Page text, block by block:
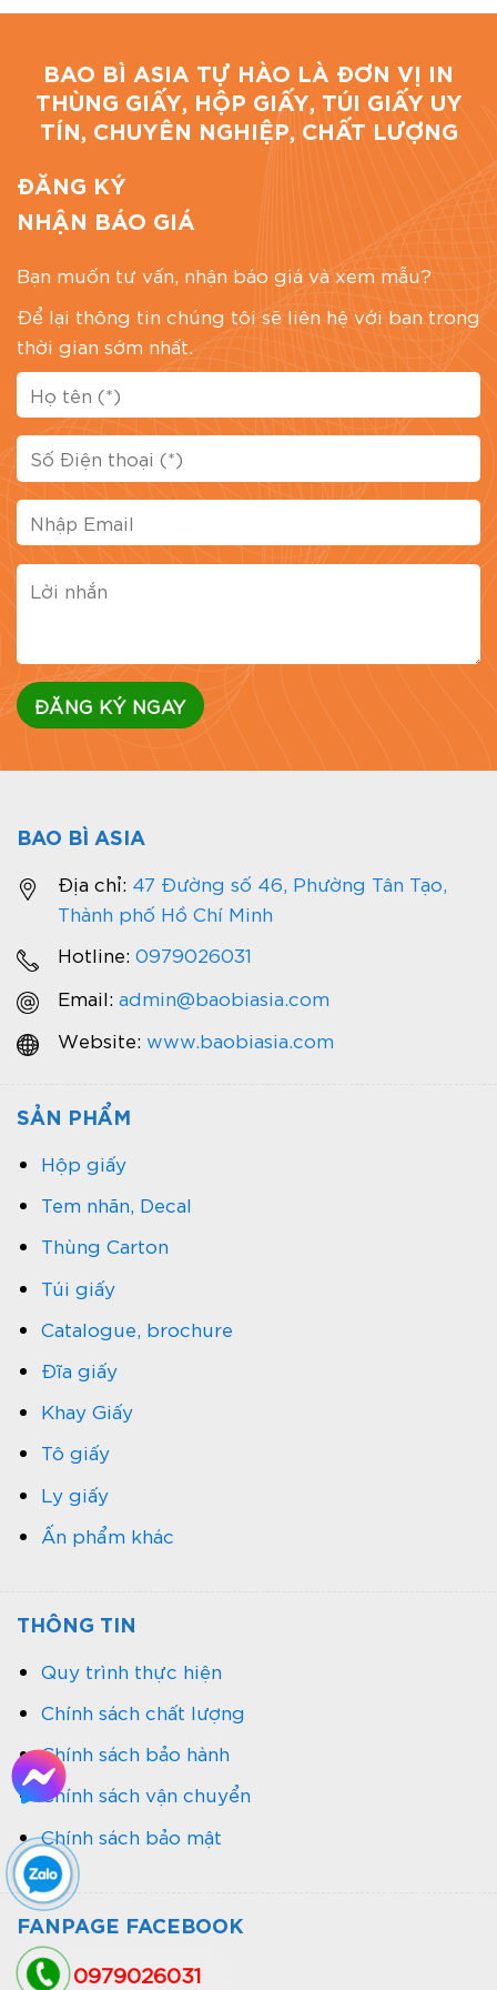
Giao hàng nhanh chóng:Hỗ trợ giao hàng
Giải pháp đóng gói tại BAO BÌ ASIA
Bao Bì Asia cung cấp giải pháp đóng gói quà tặng
chuyên nghiệp, giúp nâng cao hình ảnh sản phẩm
và giá trị thương hiệu.
Ngoài các dòng hộp quà bánh cao cấp, chúng tôi
còn cung cấp đa dạng bao bì như: hộp giấy, túi
giấy, hộp quà sự kiện, hộp mỹ phẩm và hộp quà
tặng doanh nghiệp, đáp ứng mọi nhu cầu đóng
gói.
Địa chỉ:47 Đường số 46, Phường Tân Tạo, TP.HCM
Hotline:0867 886 811
Email:baobiasiavn@gmail.com
Website:https://baobiasia.com
BAO BÌ ASIA TỰ HÀO LÀ ĐƠN VỊ IN
THÙNG GIẤY, HỘP GIẤY, TÚI GIẤY UY
TÍN, CHUYÊN NGHIỆP, CHẤT LƯỢNG
ĐĂNG KÝ
NHẬN BÁO GIÁ
Bạn muốn tư vấn, nhận báo giá và xem mẫu?
Để lại thông tin chúng tôi sẽ liên hệ với bạn trong
thời gian sớm nhất.
BAO BÌ ASIA
Địa chỉ: 47 Đường số 46, Phường Tân Tạo,
Thành phố Hồ Chí Minh
Hotline: 0979026031
Email: admin@baobiasia.com
Website: www.baobiasia.com
SẢN PHẨM
Hộp giấy
Tem nhãn, Decal
Thùng Carton
Túi giấy
Catalogue, brochure
Đĩa giấy
Khay Giấy
Tô giấy
Ly giấy
Ấn phẩm khác
THÔNG TIN
Quy trình thực hiện
Chính sách chất lượng
Chính sách bảo hành
Chính sách vận chuyển
Chính sách bảo mật
FANPAGE FACEBOOK
0979026031